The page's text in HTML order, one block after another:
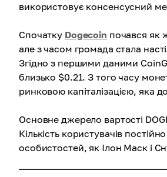
використовує консенсусний
Спочатку Dogecoin почався як
але з часом громада стала
Згідно з першими даними
близько $0.21. З того часу
ринковою капіталізацією, яка
Основне джерело вартості
Кількість користувачів
особистостей, як Ілон Маск і